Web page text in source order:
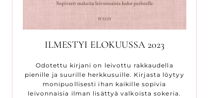
ILMESTYI ELOKUUSSA 2023
Odotettu kirjani on leivottu rakkaudella
pienille ja suurille herkkusuille. Kirjasta löytyy
monipuollisesti ihan kaikille sopivia
leivonnaisia ilman lisättyä valkoista sokeria.